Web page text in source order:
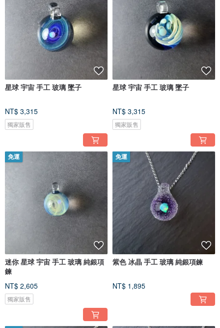
星球 宇宙 手工 玻璃 墜子
NT$ 3,315
獨家販售
星球 宇宙 手工 玻璃 墜子
NT$ 3,315
獨家販售
免運
迷你 星球 宇宙 手工 玻璃 純銀項
鍊
NT$ 2,605
獨家販售
免運
紫色 冰晶 手工 玻璃 純銀項鍊
NT$ 1,895